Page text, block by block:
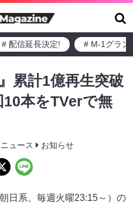
# 配信延長決定! # M-1グラン
累計1億再生突破
本をTVerで無
ニュース お知らせ
日系、毎週火曜23:15～）の